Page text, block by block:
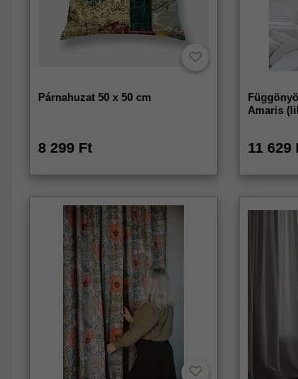
Párnahuzat 50 x 50 cm
8 299 Ft
Amaris
11 629